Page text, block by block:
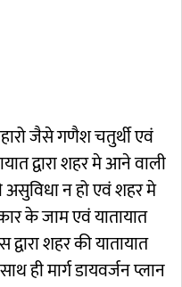
जैसे गणैश चतुर्थी एवं
द्वारा शहर मे आने वाली
न हो एवं शहर मे
के जाम एवं यातायात
शहर की यातायात
ही मार्ग डायवर्जन प्लान